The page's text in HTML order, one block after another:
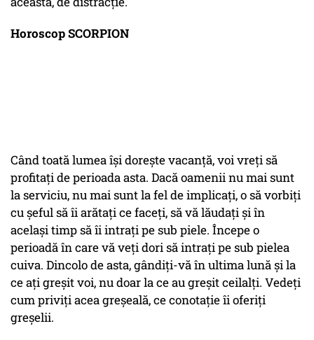
Horoscop SCORPION
Când toată lumea își dorește vacanță, voi vreți să
profitați de perioada asta. Dacă oamenii nu mai sunt
la serviciu, nu mai sunt la fel de implicați, o să vorbiți
cu șeful să îi arătați ce faceți, să vă lăudați și în
același timp să îi intrați pe sub piele. Începe o
perioadă în care vă veți dori să intrați pe sub pielea
cuiva. Dincolo de asta, gândiți-vă în ultima lună și la
ce ați greșit voi, nu doar la ce au greșit ceilalți. Vedeți
cum priviți acea greșeală, ce conotație îi oferiți
greșelii.